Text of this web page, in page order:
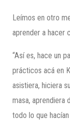
Leímos en otro
aprender a hacer
“Así es, hace un
prácticos acá en
asistiera, hiciera
masa, aprendiera
todo lo que